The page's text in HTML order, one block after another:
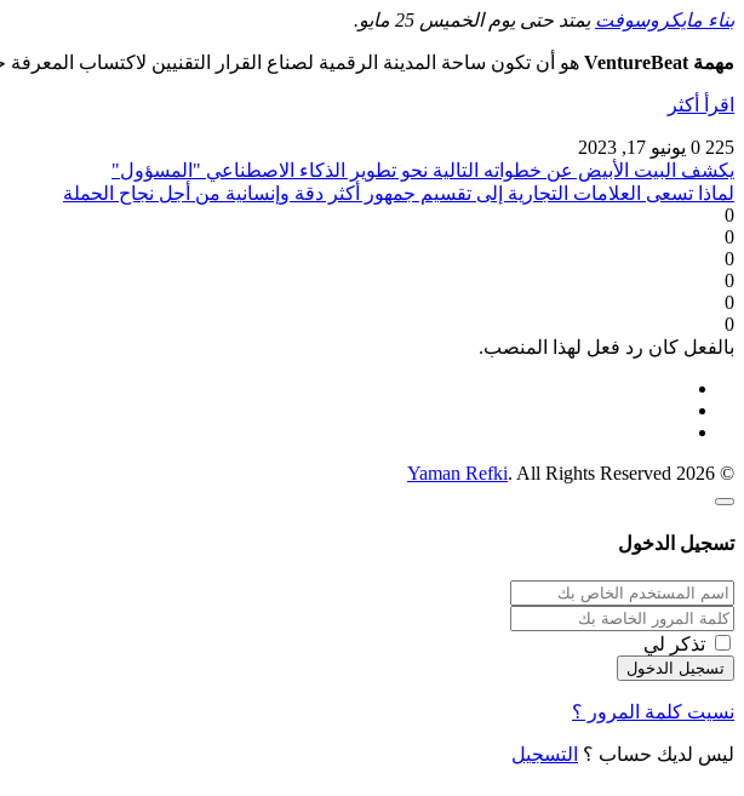
بناء مايكروسوفت يمتد حتى يوم الخميس 25 مايو.
مهمة VentureBeat هو أن تكون ساحة المدينة الرقمية لصناع القرار التقنيين لاكتساب
اقرأ أكثر
225
0 يونيو 17, 2023
يكشف البيت الأبيض عن خطواته التالية نحو تطوير الذكاء الاصطناعي "المسؤول"
لماذا تسعى العلامات التجارية إلى تقسيم جمهور أكثر دقة وإنسانية من أجل نجاح الحملة
0
0
0
0
0
0
بالفعل كان رد فعل لهذا المنصب.
© 2026
Yaman Refki. All Rights Reserved
تسجيل الدخول
تذكر لي
نسيت كلمة المرور ؟
ليس لديك حساب ؟ التسجيل